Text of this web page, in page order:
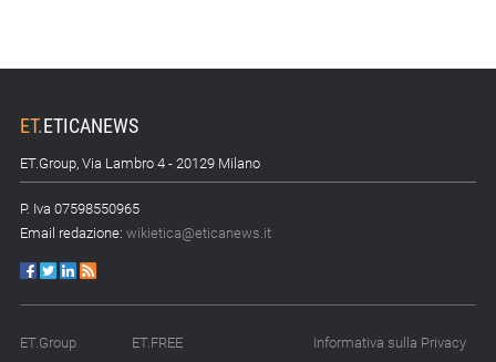
ET.ETICANEWS
ET.Group, Via Lambro 4 - 20129 Milano
P. Iva 07598550965
Email redazione: wikietica@eticanews.it
ET.Group
ET.FREE
Informativa sulla Privacy